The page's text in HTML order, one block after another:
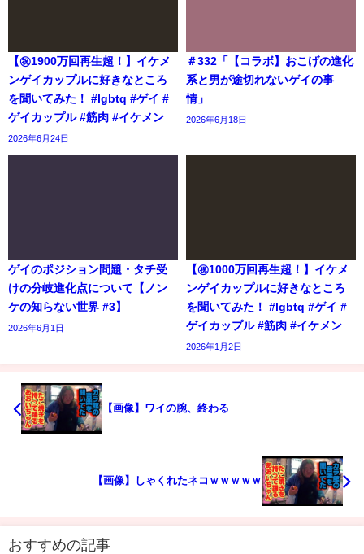
【㊗️1900万回再生超！】イケメ
ンゲイカップルに好きなところ
を聞いてみた！ #lgbtq #ゲイ #
ゲイカップル #筋肉 #イケメン
2026年6月24日
＃332「【コラボ】おこげの進化
系と男が途切れないゲイの事
情」
2026年6月18日
ゲイのポジション問題・タチ受
けの分岐進化点について【ノン
ケの知らない世界 #3】
2026年6月1日
【㊗️1000万回再生超！】イケメ
ンゲイカップルに好きなところ
を聞いてみた！ #lgbtq #ゲイ #
ゲイカップル #筋肉 #イケメン
2026年1月2日
【画像】ワイの腕、終わる
【画像】しゃくれたネコｗｗｗｗｗ
おすすめの記事